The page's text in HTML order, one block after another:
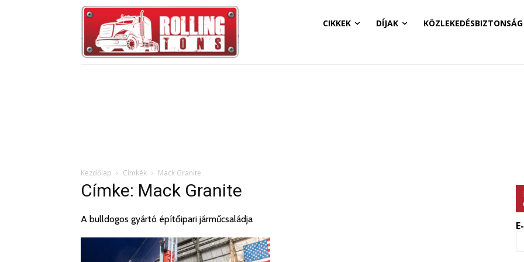
CIKKEK DÍJAK KÖZLEKEDÉSBIZTONSÁG
Kezdőlap Címkék Mack Granite
Címke: Mack Granite
A bulldogos gyártó építőipari járműcsaládja